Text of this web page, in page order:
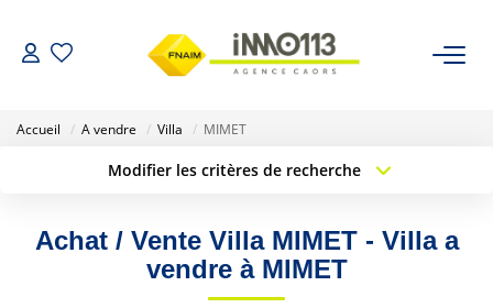
LOUER
NOTRE AGENCE
Nos Biens Vendus
Accueil A vendre Villa MIMET
Modifier les critères de recherche
Sélectionnez...
Type de bien
Surface min
Achat / Vente Villa MIMET - Villa a
vendre à MIMET